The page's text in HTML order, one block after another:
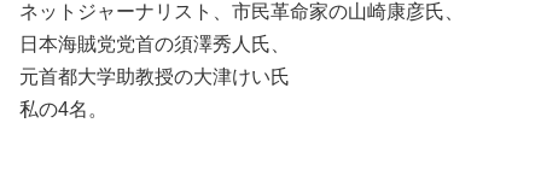
ネットジャーナリスト、市民革命家の山崎康彦氏、
日本海賊党党首の須澤秀人氏、
元首都大学助教授の大津けい氏
私の4名。